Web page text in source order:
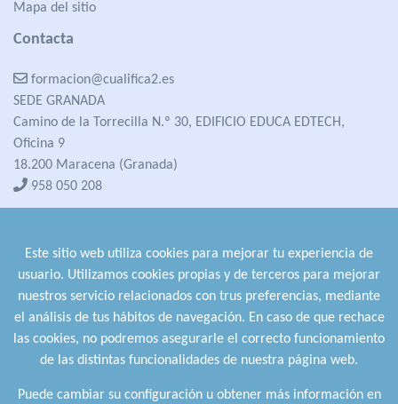
Mapa del sitio
Contacta
formacion@cualifica2.es
SEDE GRANADA
Camino de la Torrecilla N.º 30, EDIFICIO EDUCA EDTECH,
Oficina 9
18.200 Maracena (Granada)
958 050 208
958 991 970
Este sitio web utiliza cookies para mejorar tu experiencia de
usuario. Utilizamos cookies propias y de terceros para mejorar
nuestros servicio relacionados con trus preferencias, mediante
el análisis de tus hábitos de navegación. En caso de que rechace
las cookies, no podremos asegurarle el correcto funcionamiento
de las distintas funcionalidades de nuestra página web.
Puede cambiar su configuración u obtener más información en